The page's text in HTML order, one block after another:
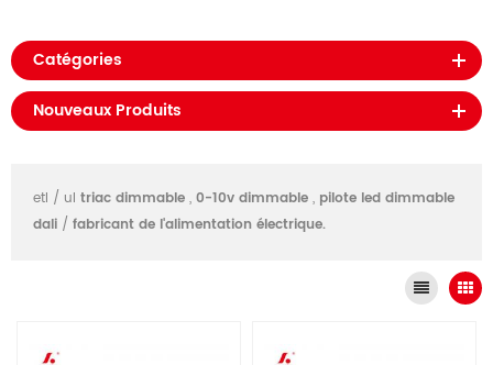
Catégories
Nouveaux Produits
etl / ul triac dimmable , 0-10v dimmable , pilote led dimmable
dali / fabricant de l'alimentation électrique.